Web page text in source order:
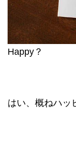
Happy？
はい、概ねハッ